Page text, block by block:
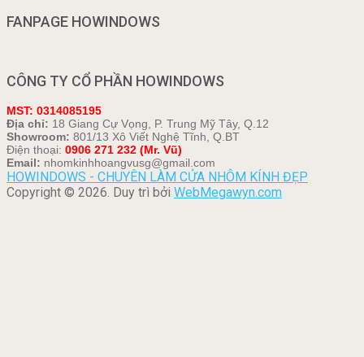
FANPAGE HOWINDOWS
CÔNG TY CỔ PHẦN HOWINDOWS
MST: 0314085195
Địa chỉ: 18 Giang Cự Vọng, P. Trung Mỹ Tây, Q.12
Showroom: 801/13 Xô Viết Nghệ Tĩnh, Q.BT
Điện thoại: 0906 271 232 (Mr. Vũ)
Email: nhomkinhhoangvusg@gmail.com
HOWINDOWS - CHUYÊN LÀM CỬA NHÔM KÍNH ĐẸP
Copyright © 2026. Duy trì bởi WebMegawyn.com